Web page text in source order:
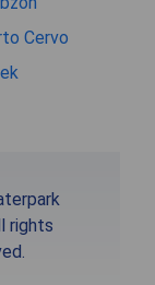
Cervo
rights